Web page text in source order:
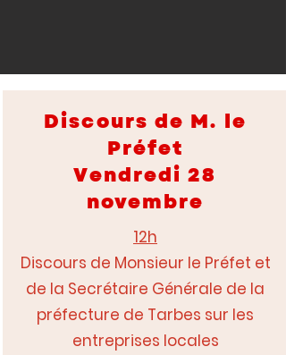
Discours de M. le
Préfet
Vendredi 28
novembre
12h
Discours de Monsieur le Préfet et
de la Secrétaire Générale de la
préfecture de Tarbes sur les
entreprises locales